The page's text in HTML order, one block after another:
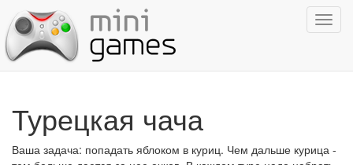
Турецкая чача
Ваша задача: попадать яблоком в куриц. Чем дальше курица -